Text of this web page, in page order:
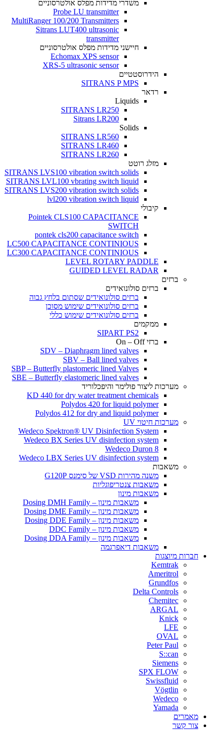
משדרי מדידות מפלס אולטרסוניים
Probe LU transmitter
MultiRanger 100/200 Transmitters
Sitrans LUT400 ultrasonic
transmitter
חיישני מדידות מפלס אולטרסוניים
Echomax XPS sensor
XRS-5 ultrasonic sensor
הידרוסטטיים
SITRANS P MPS
רדאר
Liquids
SITRANS LR250
Sitrans LR200
Solids
SITRANS LR560
SITRANS LR460
SITRANS LR260
מזלג רוטט
SITRANS LVS100 vibration switch solids
SITRANS LVL100 vbrating switch liquid
SITRANS LVS200 vibration switch solids
lvl200 vibration switch liquid
קיבולי
Pointek CLS100 CAPACITANCE
SWITCH
pontek cls200 capacitance switch
LC500 CAPACITANCE CONTINIOUS
LC300 CAPACITANCE CONTINIOUS
LEVEL ROTARY PADDLE
GUIDED LEVEL RADAR
ברזים
ברזים סולונואידים
ברזים סולונואידים שסתום בלחץ גבוה
ברזים סולונואידים שימוש מסוכן
ברזים סולונואידים שימוש כללי
ממקמים
SIPART PS2
ברזי On – Off
SDV – Diaphragm lined valves
SBV – Ball lined valves
SBP – Butterfly plastomeric lined Valves
SBE – Butterfly elastomeric lined valves
מערכות ליצור פולימר והיפכלוריד
KD 440 for dry water treatment chemicals
Polydos 420 for liquid polymer
Polydos 412 for dry and liquid polymer
מערכות חיטוי UV
Wedeco Spektron® UV Disinfection System
Wedeco BX Series UV disinfection system
Wedeco Duron 8
Wedeco LBX Series UV disinfection system
משאבות
משנה מהירות VSD של סימנס G120P
משאבות צנטריפוגליות
משאבות מינון
משאבות מינון – Dosing DMH Family
משאבות מינון – Dosing DME Family
משאבות מינון – Dosing DDE Family
משאבות מינון – DDC Family
משאבות מינון – Dosing DDA Family
משאבות דיאפרגמה
חברות מיוצגות
Kemtrak
Ameritrol
Grundfos
Delta Controls
Chemitec
ARGAL
Knick
LFE
OVAL
Peter Paul
S::can
Siemens
SPX FLOW
Swissfluid
Vögtlin
Wedeco
Yamada
מאמרים
צור קשר